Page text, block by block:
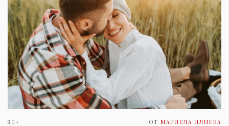
30+ ОТ МАРИЕЛА ИЛИЕВА